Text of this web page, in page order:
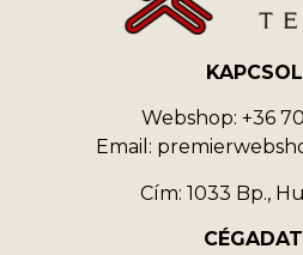
Webshop: +36
Email:
Cím: 1033 Bp.,